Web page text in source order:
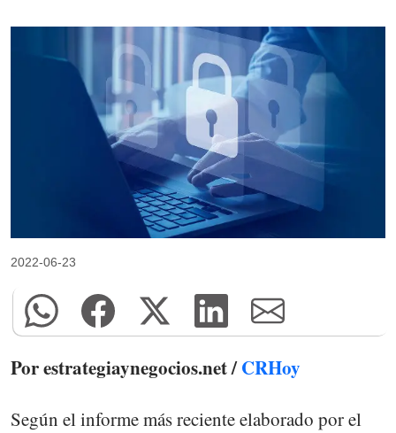
2022-06-23
Por estrategiaynegocios.net /CRHoy
Según el informe más reciente elaborado por el